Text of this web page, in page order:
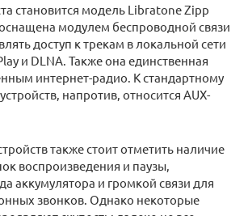
становится модель Libratone Zipp
модулем беспроводной связи
доступ к трекам в локальной сети
и DLNA. Также она единственная
интернет-радио. К стандартному
напротив, относится AUX-
также стоит отметить наличие
воспроизведения и паузы,
аккумулятора и громкой связи для
звонков. Однако некоторые